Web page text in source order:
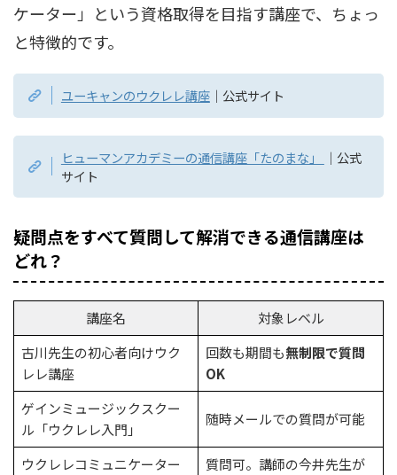
ケーター」という資格取得を目指す講座で、ちょっ
と特徴的です。
ユーキャンのウクレレ講座｜公式サイト
ヒューマンアカデミーの通信講座「たのまな」
｜公式
サイト
疑問点をすべて質問して解消できる通信講座は
どれ？
講座名
対象レベル
古川先生の初心者向けウク
レレ講座
回数も期間も無制限で質問
OK
ゲインミュージックスクー
ル「ウクレレ入門」
随時メールでの質問が可能
ウクレレコミュニケーター
質問可。講師の今井先生が